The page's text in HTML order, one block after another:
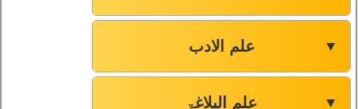
علم الادب ▼
علم البلاغۃ ▼